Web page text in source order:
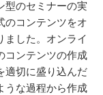
型のセミナーの実
のコンテンツをオ
ました。オンライ
コンテンツの作成
適切に盛り込んだ
うな過程から作成